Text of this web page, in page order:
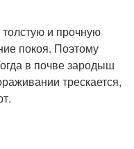
и прочную
покоя. Поэтому
в почве зародыш
трескается,